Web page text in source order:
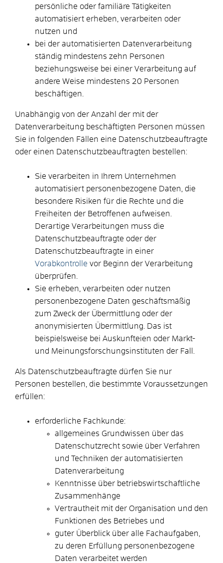
persönliche oder familiäre Tätigkeiten
automatisiert erheben, verarbeiten oder
nutzen und
bei der automatisierten Datenverarbeitung
ständig mindestens zehn Personen
beziehungsweise bei einer Verarbeitung auf
andere Weise mindestens 20 Personen
beschäftigen.
Unabhängig von der Anzahl der mit der
Datenverarbeitung beschäftigten Personen müssen
Sie in folgenden Fällen eine Datenschutzbeauftragte
oder einen Datenschutzbeauftragten bestellen:
Sie verarbeiten in Ihrem Unternehmen
automatisiert personenbezogene Daten, die
besondere Risiken für die Rechte und die
Freiheiten der Betroffenen aufweisen.
Derartige Verarbeitungen muss die
Datenschutzbeauftragte oder der
Datenschutzbeauftragte in einer
Vorabkontrolle vor Beginn der Verarbeitung
überprüfen.
Sie erheben, verarbeiten oder nutzen
personenbezogene Daten geschäftsmäßig
zum Zweck der Übermittlung oder der
anonymisierten Übermittlung.
Das ist
beispielsweise bei Auskunfteien oder Markt-
und Meinungsforschungsinstituten der Fall.
Als Datenschutzbeauftragte dürfen Sie nur
Personen bestellen, die bestimmte Voraussetzungen
erfüllen:
erforderliche Fachkunde:
allgemeines Grundwissen über das
Datenschutzrecht sowie über Verfahren
und Techniken der automatisierten
Datenverarbeitung
Kenntnisse über betriebswirtschaftliche
Zusammenhänge
Vertrautheit mit der Organisation und den
Funktionen des Betriebes und
guter Überblick über alle Fachaufgaben,
zu deren Erfüllung personenbezogene
Daten verarbeitet werden